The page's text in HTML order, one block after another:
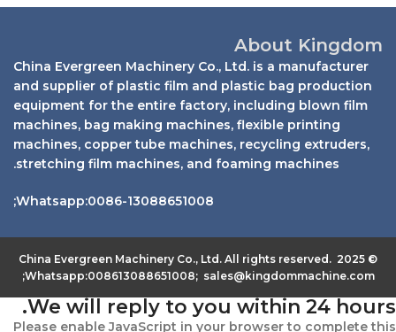
About Kingdom
China Evergreen Machinery Co., Ltd. is a manufacturer
and supplier of plastic film and plastic bag production
equipment for the entire factory, including blown film
machines, bag making machines, flexible printing
machines, copper tube machines, recycling extruders,
stretching film machines, and foaming machines.
Whatsapp:0086-13088651008;
© 2025 China Evergreen Machinery Co., Ltd. All rights reserved.
Whatsapp:008613088651008; sales@kingdommachine.com;
We will reply to you within 24 hours.
Please enable JavaScript in your browser to complete this